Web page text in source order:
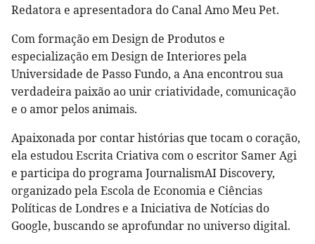
Redatora e apresentadora do Canal Amo Meu Pet.
Com formação em Design de Produtos e
especialização em Design de Interiores pela
Universidade de Passo Fundo, a Ana encontrou sua
verdadeira paixão ao unir criatividade, comunicação
e o amor pelos animais.
Apaixonada por contar histórias que tocam o coração,
ela estudou Escrita Criativa com o escritor Samer Agi
e participa do programa JournalismAI Discovery,
organizado pela Escola de Economia e Ciências
Políticas de Londres e a Iniciativa de Notícias do
Google, buscando se aprofundar no universo digital.